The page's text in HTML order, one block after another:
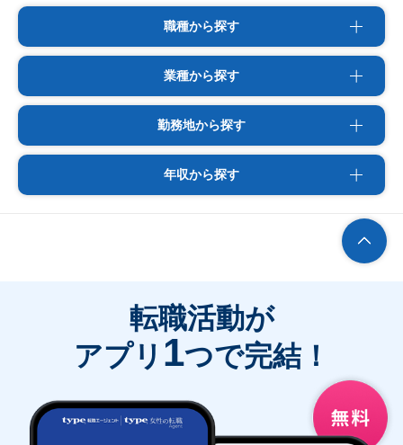
職種から探す
業種から探す
勤務地から探す
年収から探す
転職活動が
アプリ 1つで完結！